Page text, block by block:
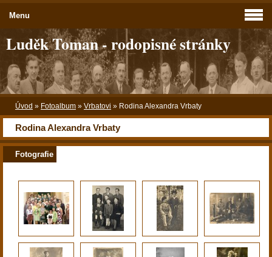
Luděk Toman - rodopisné stránky
Úvod » Fotoalbum » Vrbatovi » Rodina Alexandra Vrbaty
Rodina Alexandra Vrbaty
Fotografie
Menu